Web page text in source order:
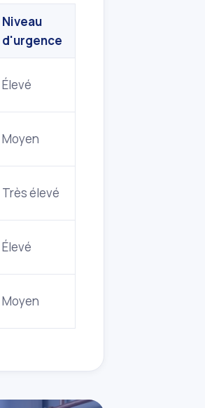
Niveau
d'urgence
Élevé
Moyen
Très élevé
Élevé
Moyen